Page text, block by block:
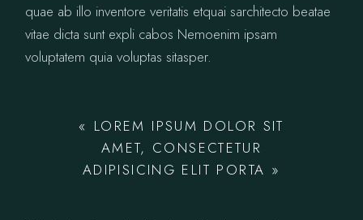
quae ab illo inventore veritatis etquai sarchitecto beatae
vitae dicta sunt expli cabos Nemoenim ipsam
voluptatem quia voluptas sitasper.
« LOREM IPSUM DOLOR SIT
AMET, CONSECTETUR
ADIPISICING ELIT PORTA »